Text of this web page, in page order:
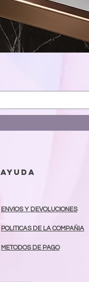
ayuda
ENVIOS Y DEVOLUCIONES
POLITICAS DE LA COMPAÑIA
METODOS DE PAGO